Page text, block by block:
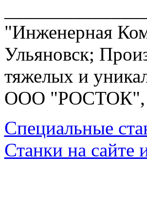
"Инженерная
Ульяновск;
тяжелых и
ООО "РОСТОК",
Специальные
Станки на